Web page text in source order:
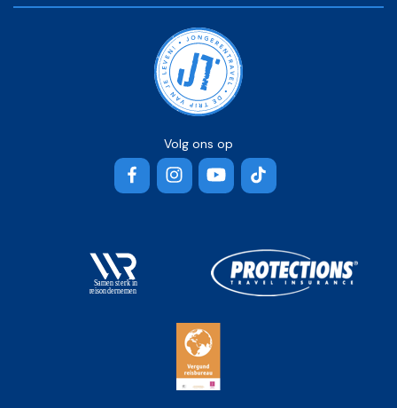
Volg ons op
FacebookInstagramYouTubeTikTok